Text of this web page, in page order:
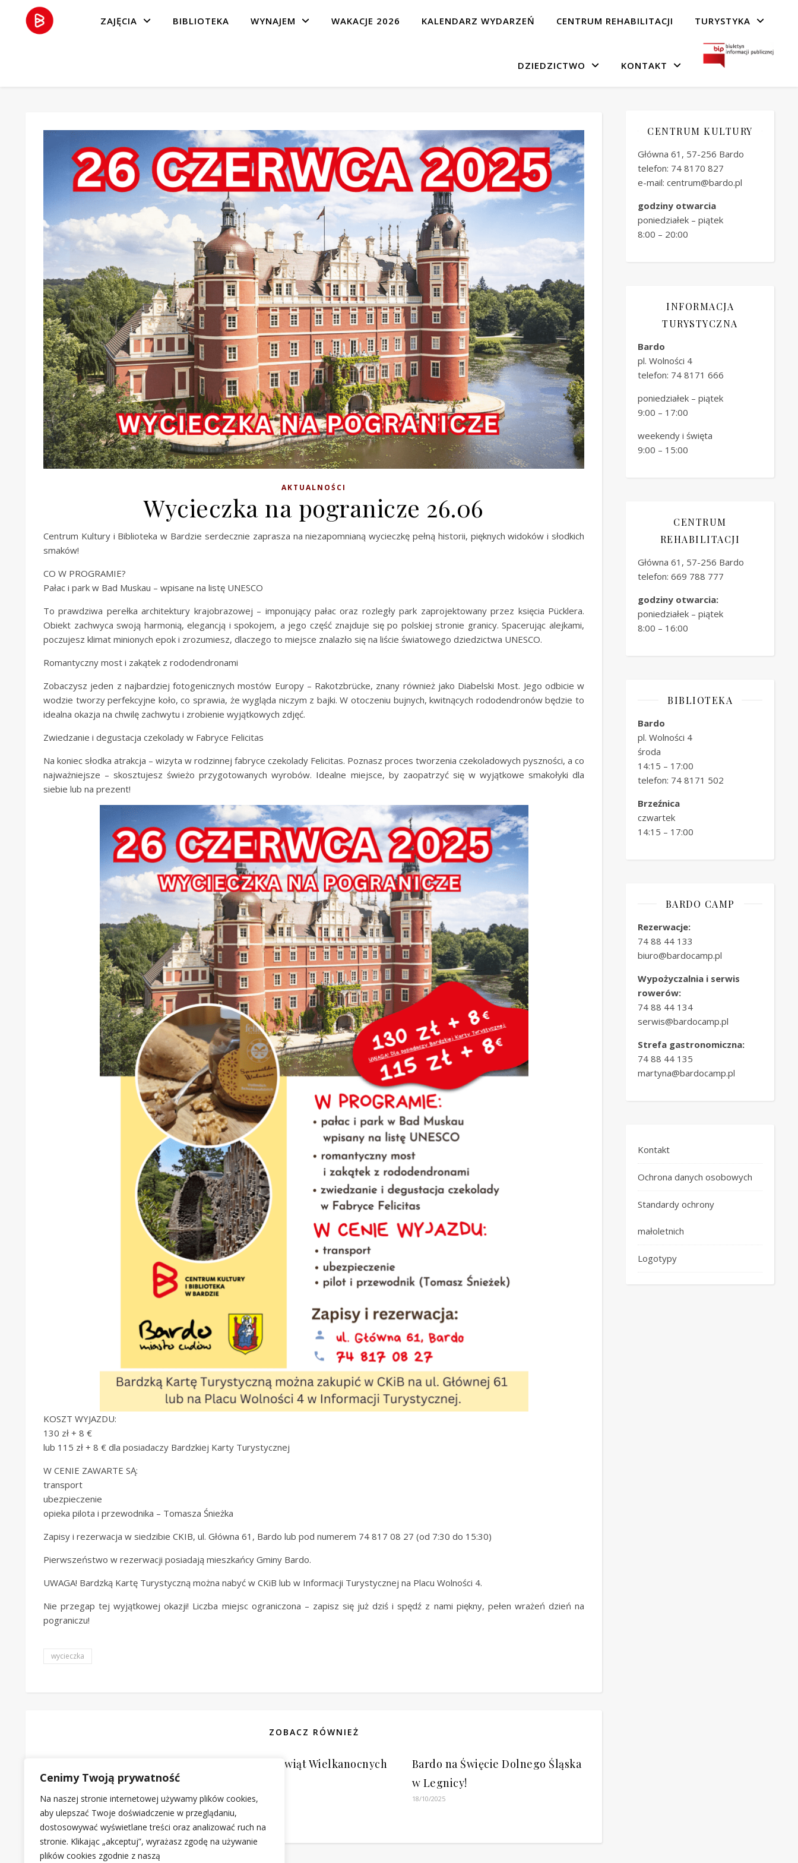
Cenimy Twoją prywatność
Na naszej stronie internetowej używamy plików cookies,
aby ulepszać Twoje doświadczenie w przeglądaniu,
dostosowywać wyświetlane treści oraz analizować ruch na
stronie. Klikając „akceptuj”, wyrażasz zgodę na używanie
plików cookies zgodnie z naszą
ZAJĘCIA BIBLIOTEKA WYNAJEM WAKACJE 2026 KALENDARZ WYDARZEŃ CENTRUM REHABILITACJI TURYSTYKA
DZIEDZICTWO KONTAKT
AKTUALNOŚCI
Wycieczka na pogranicze 26.06
Centrum Kultury i Biblioteka w Bardzie serdecznie zaprasza na niezapomnianą wycieczkę pełną historii, pięknych widoków i słodkich
smaków!
CO W PROGRAMIE?
Pałac i park w Bad Muskau – wpisane na listę UNESCO
To prawdziwa perełka architektury krajobrazowej – imponujący pałac oraz rozległy park zaprojektowany przez księcia Pücklera.
Obiekt zachwyca swoją harmonią, elegancją i spokojem, a jego część znajduje się po polskiej stronie granicy. Spacerując alejkami,
poczujesz klimat minionych epok i zrozumiesz, dlaczego to miejsce znalazło się na liście światowego dziedzictwa UNESCO.
Romantyczny most i zakątek z rododendronami
Zobaczysz jeden z najbardziej fotogenicznych mostów Europy – Rakotzbrücke, znany również jako Diabelski Most. Jego odbicie w
wodzie tworzy perfekcyjne koło, co sprawia, że wygląda niczym z bajki. W otoczeniu bujnych, kwitnących rododendronów będzie to
idealna okazja na chwilę zachwytu i zrobienie wyjątkowych zdjęć.
Zwiedzanie i degustacja czekolady w Fabryce Felicitas
Na koniec słodka atrakcja – wizyta w rodzinnej fabryce czekolady Felicitas. Poznasz proces tworzenia czekoladowych pyszności, a co
najważniejsze – skosztujesz świeżo przygotowanych wyrobów. Idealne miejsce, by zaopatrzyć się w wyjątkowe smakołyki dla
siebie lub na prezent!
KOSZT WYJAZDU:
130 zł + 8 €
lub 115 zł + 8 € dla posiadaczy Bardzkiej Karty Turystycznej
W CENIE ZAWARTE SĄ:
transport
ubezpieczenie
opieka pilota i przewodnika – Tomasza Śnieżka
Zapisy i rezerwacja w siedzibie CKIB, ul. Główna 61, Bardo lub pod numerem 74 817 08 27 (od 7:30 do 15:30)
Pierwszeństwo w rezerwacji posiadają mieszkańcy Gminy Bardo.
UWAGA! Bardzką Kartę Turystyczną można nabyć w CKiB lub w Informacji Turystycznej na Placu Wolności 4.
Nie przegap tej wyjątkowej okazji! Liczba miejsc ograniczona – zapisz się już dziś i spędź z nami piękny, pełen wrażeń dzień na
pograniczu!
wycieczka
ZOBACZ RÓWNIEŻ
Bardzie tradycyjnie w Niedzielę
Palmową
30/03/2026
Wesołych Świąt Wielkanocnych
Bardo na Święcie Dolnego Śląska
w Legnicy!
18/10/2025
CENTRUM KULTURY
Główna 61, 57-256 Bardo
telefon: 74 8170 827
e-mail: centrum@bardo.pl
godziny otwarcia
poniedziałek – piątek
8:00 – 20:00
INFORMACJA
TURYSTYCZNA
Bardo
pl. Wolności 4
telefon: 74 8171 666
poniedziałek – piątek
9:00 – 17:00
weekendy i święta
9:00 – 15:00
CENTRUM
REHABILITACJI
Główna 61, 57-256 Bardo
telefon: 669 788 777
godziny otwarcia:
poniedziałek – piątek
8:00 – 16:00
BIBLIOTEKA
Bardo
pl. Wolności 4
środa
14:15 – 17:00
telefon: 74 8171 502
Brzeźnica
czwartek
14:15 – 17:00
BARDO CAMP
Rezerwacje:
74 88 44 133
biuro@bardocamp.pl
Wypożyczalnia i serwis
rowerów:
74 88 44 134
serwis@bardocamp.pl
Strefa gastronomiczna:
74 88 44 135
martyna@bardocamp.pl
Kontakt
Ochrona danych osobowych
Standardy ochrony
małoletnich
Logotypy